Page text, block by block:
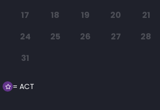
17
18 19 20 21
24
25 26 27 28
31
= ACT